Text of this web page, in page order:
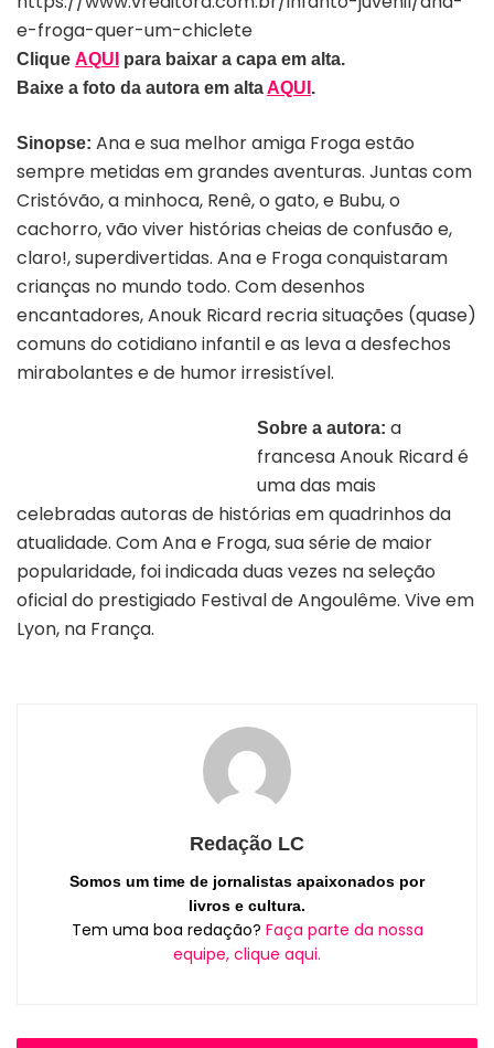
e-froga-quer-um-chiclete
Clique AQUI para baixar a capa em alta.
Baixe a foto da autora em altaAQUI .
Sinopse: Ana e sua melhor amiga Froga estão
sempre metidas em grandes aventuras. Juntas com
Cristóvão, a minhoca, Renê, o gato, e Bubu, o
cachorro, vão viver histórias cheias de confusão e,
claro!, superdivertidas. Ana e Froga conquistaram
crianças no mundo todo. Com desenhos
encantadores, Anouk Ricard recria situações (quase)
comuns do cotidiano infantil e as leva a desfechos
mirabolantes e de humor irresistível.
Sobre a autora: a
francesa Anouk Ricard é
uma das mais
celebradas autoras de histórias em quadrinhos da
atualidade. Com Ana e Froga, sua série de maior
popularidade, foi indicada duas vezes na seleção
oficial do prestigiado Festival de Angoulême. Vive em
Lyon, na França.
Redação LC
Somos um time de jornalistas apaixonados por
livros e cultura.
Tem uma boa redação? Faça parte da nossa
equipe, clique aqui.